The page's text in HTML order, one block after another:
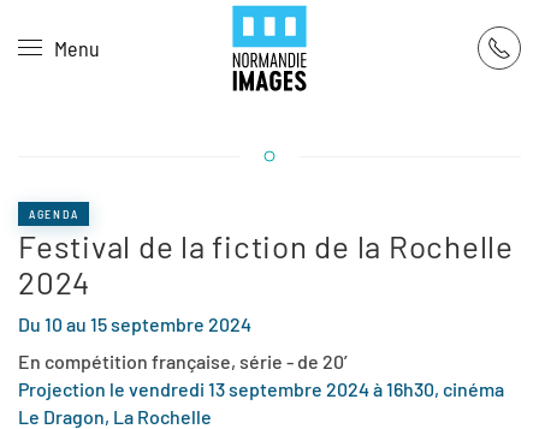
Skip to main content
Menu
AGENDA
Festival de la fiction de la Rochelle
2024
Du 10 au 15 septembre 2024
En compétition française, série - de 20’
Projection le vendredi 13 septembre 2024 à 16h30, cinéma
Le Dragon, La Rochelle
Panneau de gestion des cookies